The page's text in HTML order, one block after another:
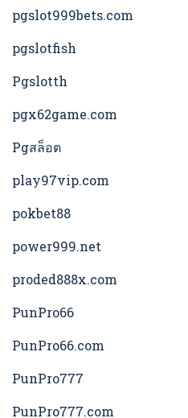
pgslot999bets.com
pgslotfish
Pgslotth
pgx62game.com
Pgสล็อต
play97vip.com
pokbet88
power999.net
proded888x.com
PunPro66
PunPro66.com
PunPro777
PunPro777.com